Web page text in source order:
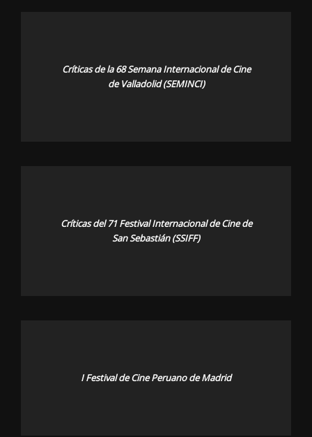
Críticas de la 68 Semana Internacional de Cine
de Valladolid (SEMINCI)
Críticas del 71 Festival Internacional de Cine de
San Sebastián (SSIFF)
I Festival de Cine Peruano de Madrid